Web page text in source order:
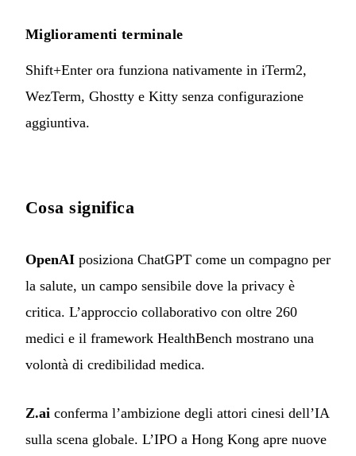
Miglioramenti terminale
Shift+Enter ora funziona nativamente in iTerm2,
WezTerm, Ghostty e Kitty senza configurazione
aggiuntiva.
Cosa significa
OpenAI posiziona ChatGPT come un compagno per
la salute, un campo sensibile dove la privacy è
critica. L’approccio collaborativo con oltre 260
medici e il framework HealthBench mostrano una
volontà di credibilidad medica.
Z.ai conferma l’ambizione degli attori cinesi dell’IA
sulla scena globale. L’IPO a Hong Kong apre nuove